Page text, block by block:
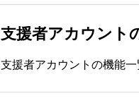
支援者アカウント